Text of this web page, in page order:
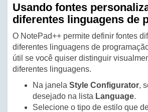
Usando fontes
diferentes linguagens de
O NotePad++ permite definir fontes
diferentes linguagens de
útil se você quiser distinguir
diferentes linguagens.
Na janela Style Configurator,
desejado na lista Language.
Selecione o tipo de estilo que